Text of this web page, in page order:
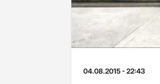
04.08.2015 - 22:43